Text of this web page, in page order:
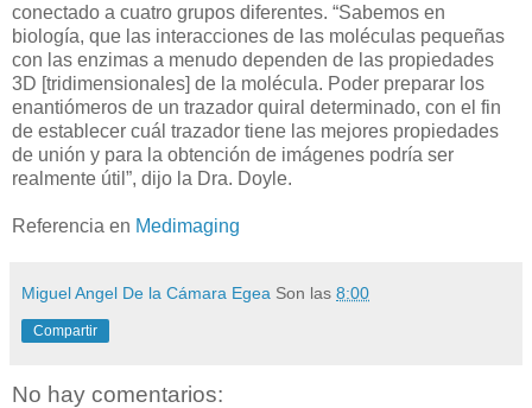
conectado a cuatro grupos diferentes. “Sabemos en
biología, que las interacciones de las moléculas pequeñas
con las enzimas a menudo dependen de las propiedades
3D [tridimensionales] de la molécula. Poder preparar los
enantiómeros de un trazador quiral determinado, con el fin
de establecer cuál trazador tiene las mejores propiedades
de unión y para la obtención de imágenes podría ser
realmente útil”, dijo la Dra. Doyle.
Referencia en Medimaging
Miguel Angel De la Cámara Egea Son las 8:00
Compartir
No hay comentarios: